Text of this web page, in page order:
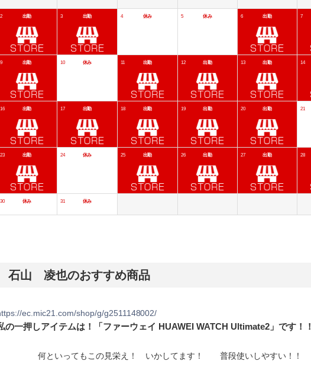
石山 凌也のおすすめ商品
ec.mic21.com/shop/g/g2511148002/
の一押しアイテムは！「ファーウェイ HUAWEI WATCH Ultimate2」です！！
といってもこの見栄え！ いかしてます！ 普段使いしやすい！！